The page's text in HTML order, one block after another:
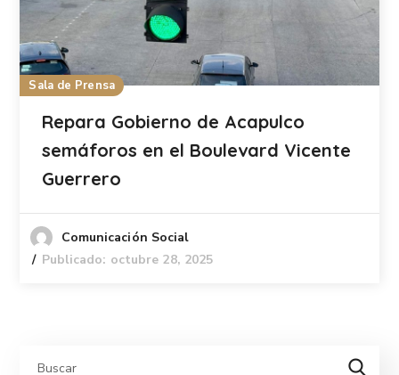
Sala de Prensa
Repara Gobierno de Acapulco
semáforos en el Boulevard Vicente
Guerrero
Comunicación Social
Publicado: octubre 28, 2025